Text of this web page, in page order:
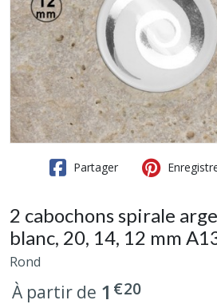
Partager
2 cabochons spirale
blanc, 20, 14, 12 mm
Rond
À partir de 1 €20